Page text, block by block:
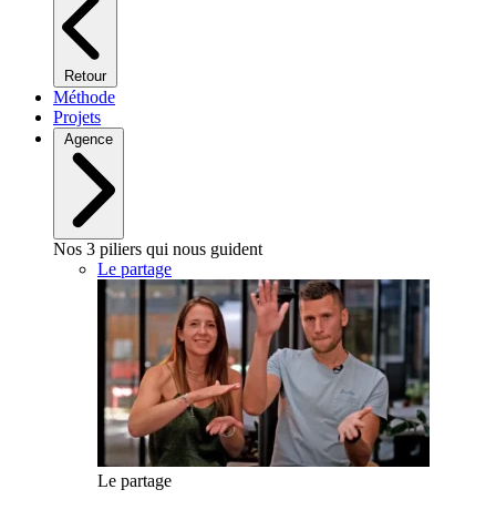
Retour
Méthode
Projets
Agence
Nos 3 piliers qui nous guident
Le partage
Le partage